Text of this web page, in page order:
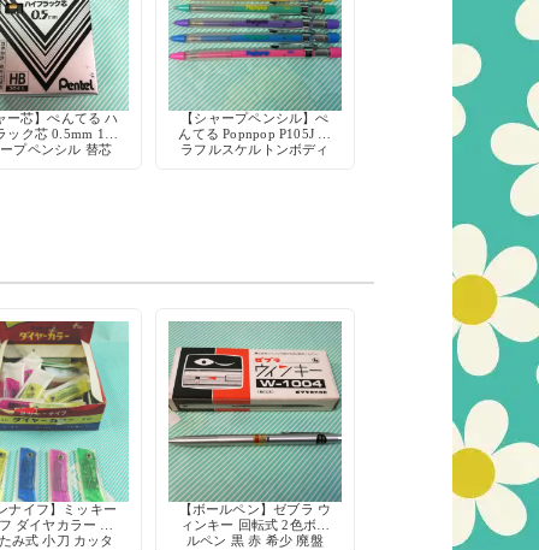
ー芯】ぺんてる ハ
ック芯 0.5mm 1打
プペンシル 替芯
【シャープペンシル】ぺ
んてる Popnpop P105J カ
ラフルスケルトンボディ
ナイフ】ミッキー
ダイヤカラー 折
み式 小刀 カッタ
【ボールペン】ゼブラ ウ
ィンキー 回転式 2色ボー
ルペン 黒 赤 希少 廃盤